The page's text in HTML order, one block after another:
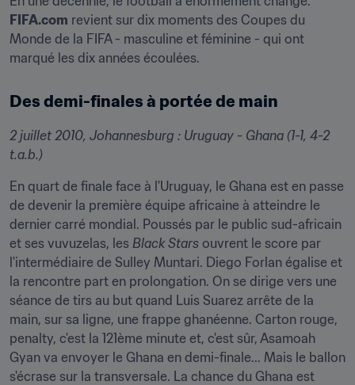
FIFA.com revient sur dix moments des Coupes du
Monde de la FIFA - masculine et féminine - qui ont
marqué les dix années écoulées.
Des demi-finales à portée de main
2 juillet 2010, Johannesburg : Uruguay - Ghana (1-1, 4-2
t.a.b.)
En quart de finale face à l'Uruguay, le Ghana est en passe
de devenir la première équipe africaine à atteindre le
dernier carré mondial. Poussés par le public sud-africain
et ses vuvuzelas, les Black Stars ouvrent le score par
l'intermédiaire de Sulley Muntari. Diego Forlan égalise et
la rencontre part en prolongation. On se dirige vers une
séance de tirs au but quand Luis Suarez arrête de la
main, sur sa ligne, une frappe ghanéenne. Carton rouge,
penalty, c'est la 121ème minute et, c'est sûr, Asamoah
Gyan va envoyer le Ghana en demi-finale... Mais le ballon
s'écrase sur la transversale. La chance du Ghana est